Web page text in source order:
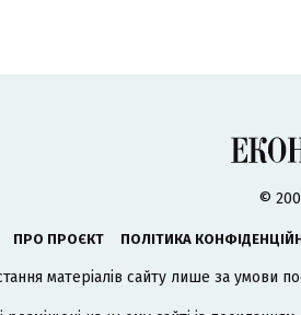
©
ПРО ПРОЄКТ ПОЛІТИКА
матеріалів сайту лише за умови